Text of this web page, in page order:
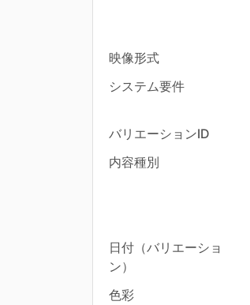
映像形式
システム要件
バリエーションID
内容種別
日付（バリエーショ
ン）
色彩